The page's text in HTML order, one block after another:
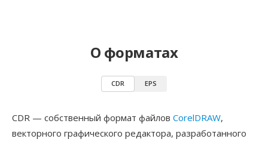
О форматах
CDR EPS
CDR — собственный формат файлов CorelDRAW,
векторного графического редактора, разработанного